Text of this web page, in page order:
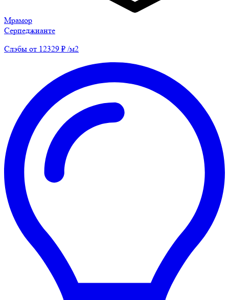
Мрамор
Серпеджианте
Слэбы от 12329 ₽ /м2